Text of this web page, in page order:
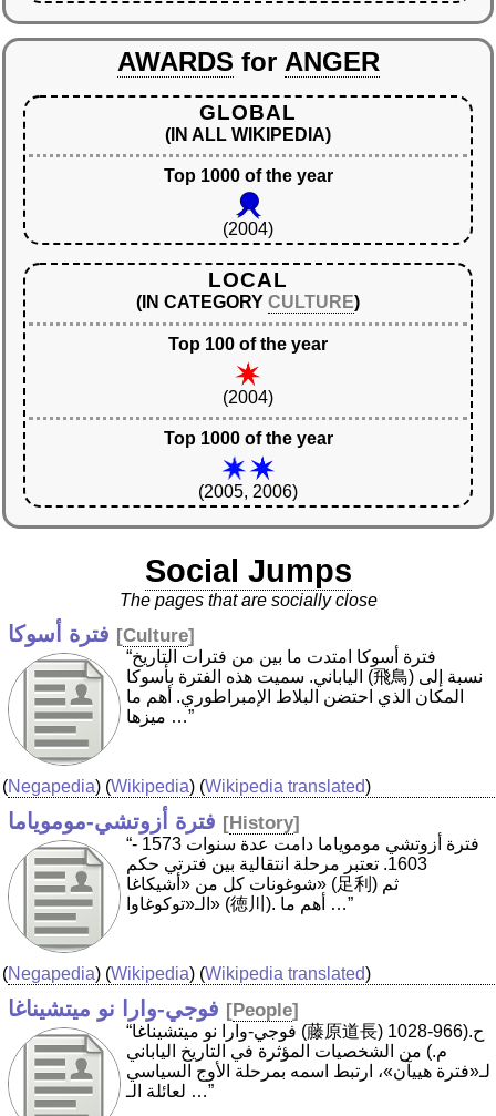
AWARDS for ANGER
GLOBAL
(IN ALL WIKIPEDIA)
Top 1000 of the year
(2004)
LOCAL
(IN CATEGORY CULTURE)
Top 100 of the year
(2004)
Top 1000 of the year
(2005, 2006)
Social Jumps
The pages that are socially close
فترة أسوكا [Culture]
“فترة أسوكا امتدت ما بين من فترات التاريخ
الياباني. سميت هذه الفترة بأسوكا (飛鳥) نسبة إلى
المكان الذي احتضن البلاط الإمبراطوري. أهم ما
ميزها …”
(Negapedia) (Wikipedia) (Wikipedia translated)
فترة أزوتشي-موموياما [History]
“فترة أزوتشي موموياما دامت عدة سنوات 1573 -
1603. تعتبر مرحلة انتقالية بين فترتي حكم
شوغونات كل من «أشيكاغا» (足利) ثم
الـ«توكوغاوا» (徳川). أهم ما …”
(Negapedia) (Wikipedia) (Wikipedia translated)
فوجي-وارا نو ميتشيناغا [People]
“فوجي-وارا نو ميتشيناغا (藤原道長) ح.(966-1028
م.) من الشخصيات المؤثرة في التاريخ الياباني
لـ«فترة هييآن»، ارتبط اسمه بمرحلة الأوج السياسي
لعائلة الـ …”